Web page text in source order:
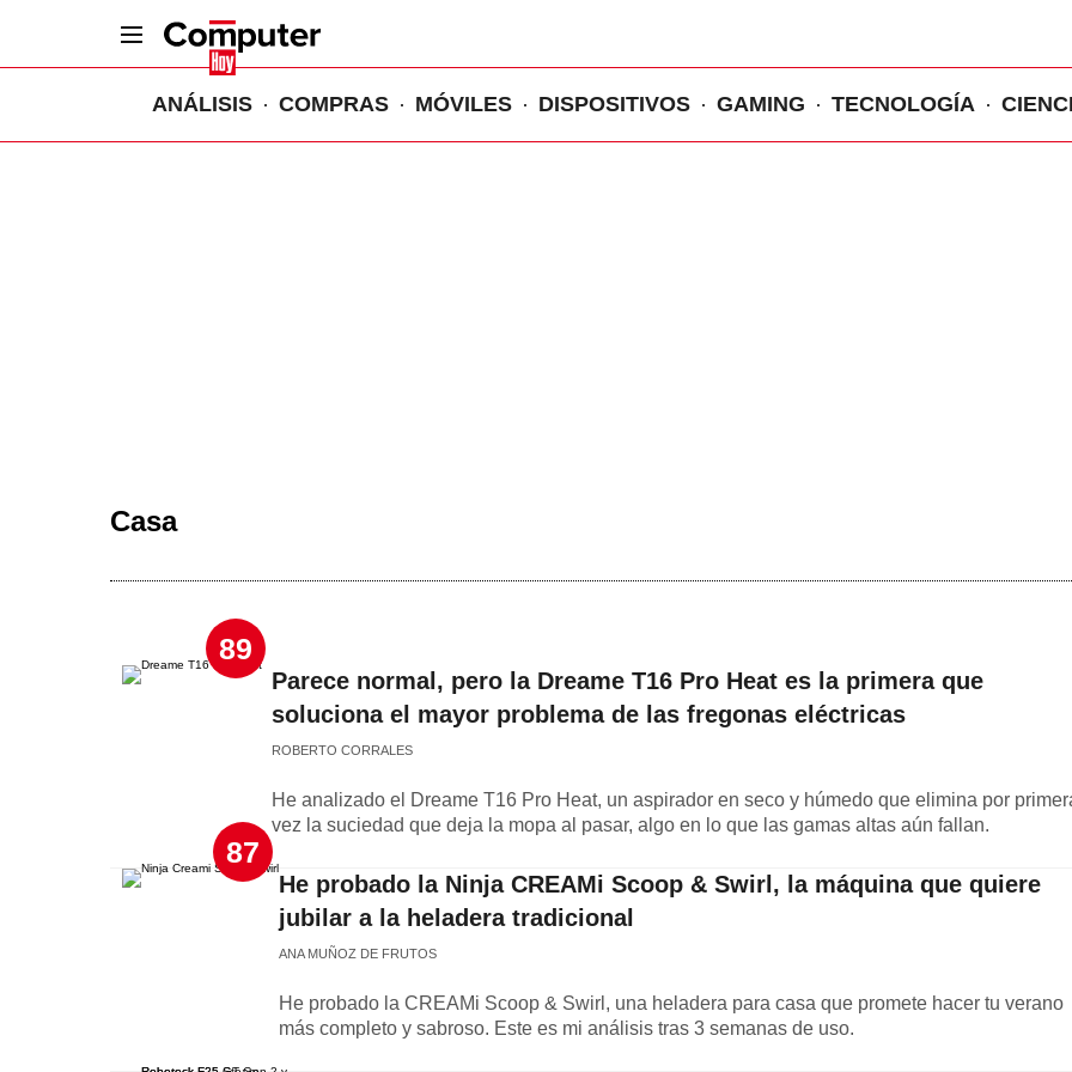
ANÁLISIS COMPRAS MÓVILES DISPOSITIVOS GAMING TECNOLOGÍA
Casa
89
Parece normal, pero la Dreame T16 Pro Heat es la primera que
soluciona el mayor problema de las fregonas eléctricas
ROBERTO CORRALES
He analizado el Dreame T16 Pro Heat, un aspirador en seco y húmedo que elimina por
vez la suciedad que deja la mopa al pasar, algo en lo que las gamas altas aún fallan.
87
He probado la Ninja CREAMi Scoop & Swirl, la máquina que quiere
jubilar a la heladera tradicional
ANA MUÑOZ DE FRUTOS
He probado la CREAMi Scoop & Swirl, una heladera para casa que promete hacer tu verano
más completo y sabroso. Este es mi análisis tras 3 semanas de uso.